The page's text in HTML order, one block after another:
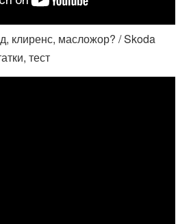
клиренс, масложор? / Skoda
тест